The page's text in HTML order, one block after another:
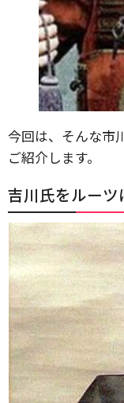
今回は、そんな市
ご紹介します。
吉川氏をルーツ